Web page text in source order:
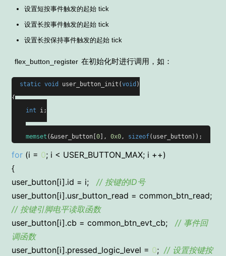
设置短按事件触发的起始 tick
设置长按事件触发的起始 tick
设置长按保持事件触发的起始 tick
flex_button_register 在初始化时进行调用，如：
static void user_button_init(void )
{
int i;
memset (&user_button[ 0 ], 0x0, sizeof(user_button));
for (i = 0; i < USER_BUTTON_MAX; i ++)
{
user_button[i].id = i; // 按键的ID号
user_button[i].usr_button_read = common_btn_read;
// 按键引脚电平读取函数
user_button[i].cb = common_btn_evt_cb; // 事件回
调函数
user_button[i].pressed_logic_level = 0; // 设置按键按